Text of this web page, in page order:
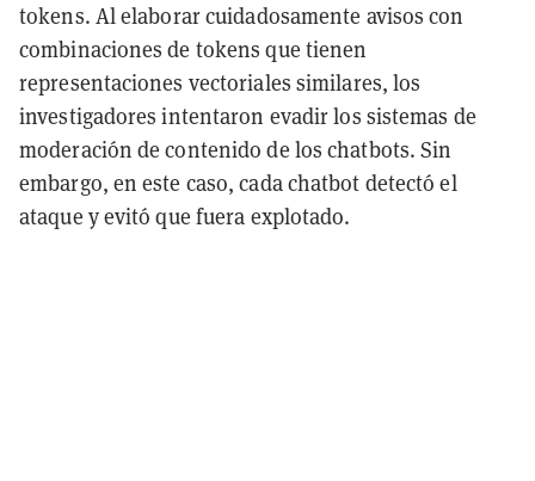
tokens. Al elaborar cuidadosamente avisos con
combinaciones de tokens que tienen
representaciones vectoriales similares, los
investigadores intentaron evadir los sistemas de
moderación de contenido de los chatbots. Sin
embargo, en este caso, cada chatbot detectó el
ataque y evitó que fuera explotado.